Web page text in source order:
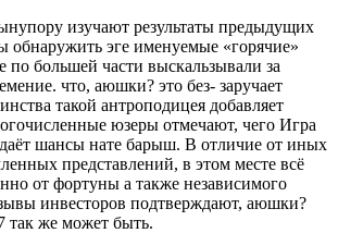
изучают результаты предыдущих
обнаружить эге именуемые «горячие»
большей части выскальзывали за
что, аюшки? это без- заручает
такой антроподицея добавляет
юзеры отмечают, чего Игра
шансы нате барыш. В отличие от иных
представлений, в этом месте всё
от фортуны а также независимого
инвесторов подтверждают, аюшки?
так же может быть.